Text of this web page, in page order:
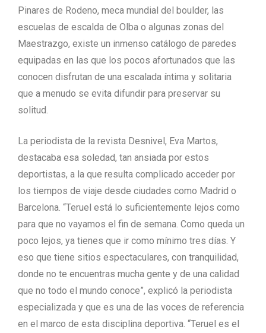
Pinares de Rodeno, meca mundial del boulder, las
escuelas de escalda de Olba o algunas zonas del
Maestrazgo, existe un inmenso catálogo de paredes
equipadas en las que los pocos afortunados que las
conocen disfrutan de una escalada íntima y solitaria
que a menudo se evita difundir para preservar su
solitud.
La periodista de la revista Desnivel, Eva Martos,
destacaba esa soledad, tan ansiada por estos
deportistas, a la que resulta complicado acceder por
los tiempos de viaje desde ciudades como Madrid o
Barcelona. “Teruel está lo suficientemente lejos como
para que no vayamos el fin de semana. Como queda un
poco lejos, ya tienes que ir como mínimo tres días. Y
eso que tiene sitios espectaculares, con tranquilidad,
donde no te encuentras mucha gente y de una calidad
que no todo el mundo conoce”, explicó la periodista
especializada y que es una de las voces de referencia
en el marco de esta disciplina deportiva. “Teruel es el